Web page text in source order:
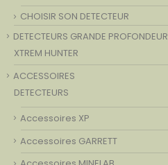
CHOISIR SON DETECTEUR
DETECTEURS GRANDE PROFONDEUR
XTREM HUNTER
ACCESSOIRES
DETECTEURS
Accessoires XP
Accessoires GARRETT